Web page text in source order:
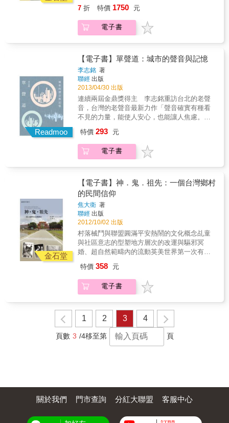
片，以及當時記者們的有關報導，巨細靡遺，
同時還有臺灣人「歡迎」裕仁時所發起的民俗
表演活動，是研究裕仁來臺一切行程的寶貴資
7 折 特價 1750 元
電子書
Readmoo
【電子書】單聲道：城市的聲音與記憶
李志銘 著
聯經 出版
2013/04/30 出版
連續兩屆金鼎獎得主 李志銘重訪台北的老聲
音，台灣的老聲音最新力作「聲音確實有種看
不見的力量，能使人安心，也能讓人焦慮。」
曲〈月夜愁〉是否迄今卻仍歌詠著台北三線路
夜晚之迷人所在？至於那些城市深晚未歸人歌
唱「今天不回家」的迷離身影，亦深情見證北
景，也書寫城市聲景，用不同角度喚醒台灣走
過的豐富歲月。這部聚焦台北記憶與聲景之
作，談城市印象也談聲音與地方的關連，城裡
城外的聲音記憶，耳熟能詳的樂曲，帶出台灣
早期的地方縮影，另一方面也將城市自農村到
工業的快速發展，運輸工具日益便捷，南來北
往的印記，藉由一些古調樂曲呈現。李志銘也
探詢城市生態的轉變，試圖喚醒城市擁有過的
大自然印記，在書中回顧台灣音樂史上一個個
似曾相識的名字：舉凡日治時代鄧雨賢、江文
飛飛，並試圖以聲音景觀（Soundscape）解
讀，有如戰後台灣城市文化史，別有一番風
味。眾聲喧嘩的二十一世紀，環境迫使人們聽
聞的聲響是如此過度地嘈雜不堪，那些隱蔽於
寂靜當中等待著人們去覺察的被隱藏的聲音，
充滿許多耐人尋味的故事。
特價 293 元
電子書
金石堂
【電子書】神．鬼．祖先：一個台灣鄉村
的民間信仰
焦大衛 著
聯經 出版
2012/10/02 出版
村落械鬥與聯盟圓滿平安熱鬧的文化概念乩童
與社區意志的型塑地方層次的改運與驅邪冥
婚、超自然範疇內的流動英美世界第一次有學
野民族誌分析本書主要內容來自焦大衛（David
K. Jordan）1966-1968年間在台南縣西港鄉保
安村（化名）所做的民族誌。這是英美世界第
到家庭與村落的信仰組織，由村民的宇宙觀談
到村民與各類超自然範疇間的互動，焦大衛並
提出了能有助於理解台灣漢人村落如何來面對
自然生態與社會變遷的調適模型。書中觸及的
刊出焦大衛1990年代對當時台灣宗教與社會變
考量，也有助於能更凸顯出焦大衛認為台灣民
特價 358 元
電子書
1 2 3 4
頁數 3 /4移至第 頁
關於我們 門市查詢 分紅大聯盟 客服中心